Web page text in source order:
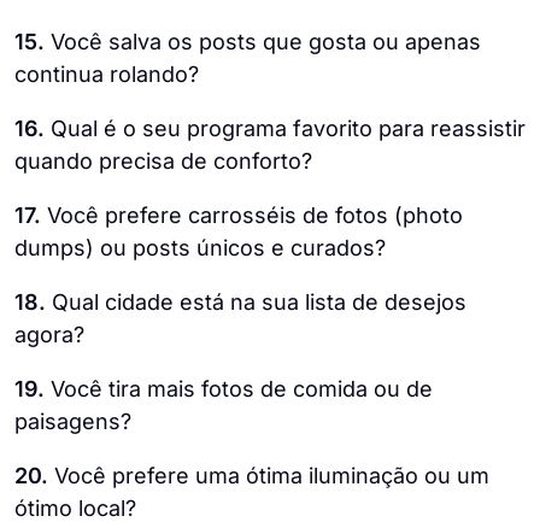
15. Você salva os posts que gosta ou apenas
continua rolando?
16. Qual é o seu programa favorito para reassistir
quando precisa de conforto?
17. Você prefere carrosséis de fotos (photo
dumps) ou posts únicos e curados?
18. Qual cidade está na sua lista de desejos
agora?
19. Você tira mais fotos de comida ou de
paisagens?
20. Você prefere uma ótima iluminação ou um
ótimo local?